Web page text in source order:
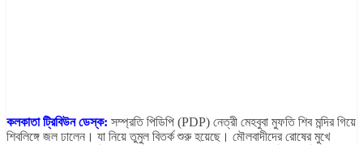
কলকাতা ট্রিবিউন ডেস্ক: সম্প্রতি পিডিপি (PDP) নেত্রী মেহবুবা মুফতি শিব মন্দির গিয়ে
শিবলিঙ্গে জল ঢালেন। যা নিয়ে তুমুল বিতর্ক শুরু হয়েছে। মৌলবাদীদের রোষের মুখে